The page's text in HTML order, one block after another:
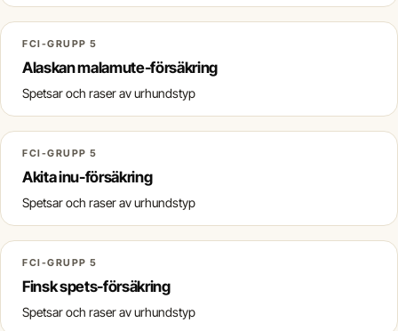
FCI-GRUPP 5
Alaskan malamute-försäkring
Spetsar och raser av urhundstyp
FCI-GRUPP 5
Akita inu-försäkring
Spetsar och raser av urhundstyp
FCI-GRUPP 5
Finsk spets-försäkring
Spetsar och raser av urhundstyp